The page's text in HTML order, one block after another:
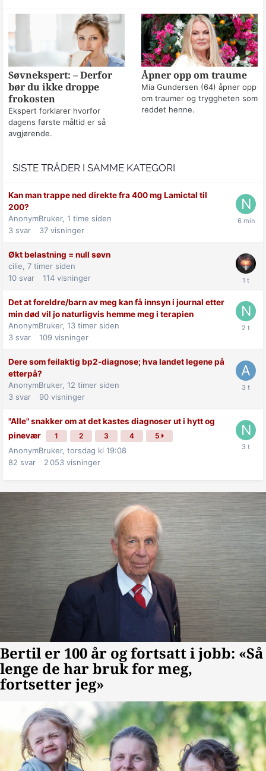
Søvnekspert: – Derfor
bør du ikke droppe
frokosten
Ekspert forklarer hvorfor
dagens første måltid er så
avgjørende.
Åpner opp om traume
Mia Gundersen (64) åpner opp
om traumer og tryggheten som
reddet henne.
SISTE TRÅDER I SAMME KATEGORI
Kan man trappe ned direkte fra 400 mg Lamictal til
200?
AnonymBruker, 1 time siden
3 svar 37 visninger
Økt belastning = null søvn
cilie, 7 timer siden
10 svar 114 visninger
Det at foreldre/barn av meg kan få innsyn i journal etter
min død vil jo naturligvis hemme meg i terapien
AnonymBruker, 13 timer siden
3 svar 109 visninger
Dere som feilaktig bp2-diagnose; hva landet legene på
etterpå?
AnonymBruker, 12 timer siden
3 svar 90 visninger
"Alle" snakker om at det kastes diagnoser ut i hytt og
pinevær
1 2 3 4 5
AnonymBruker, torsdag kl 19:08
82 svar 2 053 visninger